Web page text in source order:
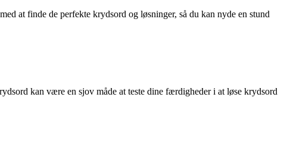
at finde de perfekte krydsord og løsninger, så du kan nyde en stund
kan være en sjov måde at teste dine færdigheder i at løse krydsord